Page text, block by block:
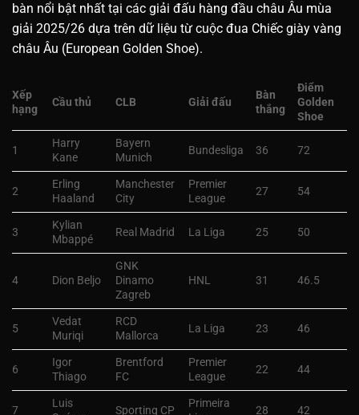
bàn nổi bật nhất tại các giải đấu hàng đầu châu Âu mùa
giải 2025/26 dựa trên dữ liệu từ cuộc đua Chiếc giày vàng
châu Âu (European Golden Shoe).
Xếp
hạng
Cầu thủ CLB Giải đấu
Bàn
thắng
Điểm
Golden
Shoe
1
Harry
Kane
Bayern
Munich
Bundesliga 36 72
2
Erling
Haaland
Manchester
City
Premier
League
27 54
3
Kylian
Mbappé
Real Madrid La Liga 25 50
4 Dion Beljo
GNK
Dinamo
Zagreb
HNL 31 46.5
5
Vedat
Muriqi
RCD
Mallorca
La Liga 23 46
6
Igor
Thiago
Brentford
FC
Premier
League
22 44
7
Luis
Sporting CP
Primeira
28 42